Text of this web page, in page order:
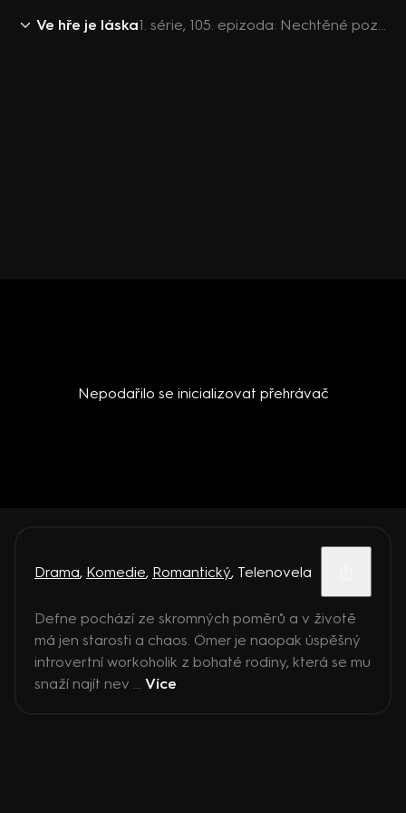
Ve hře je láska 1. série, 105. epizoda: Nechtěné pozvání
Nepodařilo se inicializovat přehrávač
Drama, Komedie, Romantický, Telenovela
Defne pochází ze skromných poměrů a v životě
má jen starosti a chaos. Ömer je naopak úspěšný
introvertní workoholik z bohaté rodiny, která se mu
snaží najít nev ... Více